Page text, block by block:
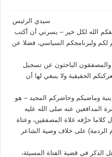
سيدي الرئيس
الله لكل خير – يسرني أن أكتب
ولبرنامجكم السياسي، فضلا عن
الباحثون عن تسجيل
الحقيقية ولا ينبغي لها أن
وماضيكم وحاضركم المجيد – هو
المدافعين عنه صلى الله عليه
كلاما حرَّفه غلاة المصفقين، وعتاة
الردمة) على خلاف وصية الشاعر
في قضية الفتاة المسيئة،